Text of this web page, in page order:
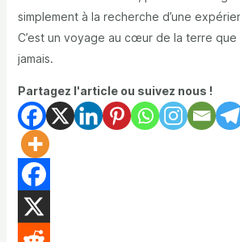
simplement à la recherche d’une
C’est un voyage au cœur de la terre que
jamais.
Partagez l'article ou suivez nous !